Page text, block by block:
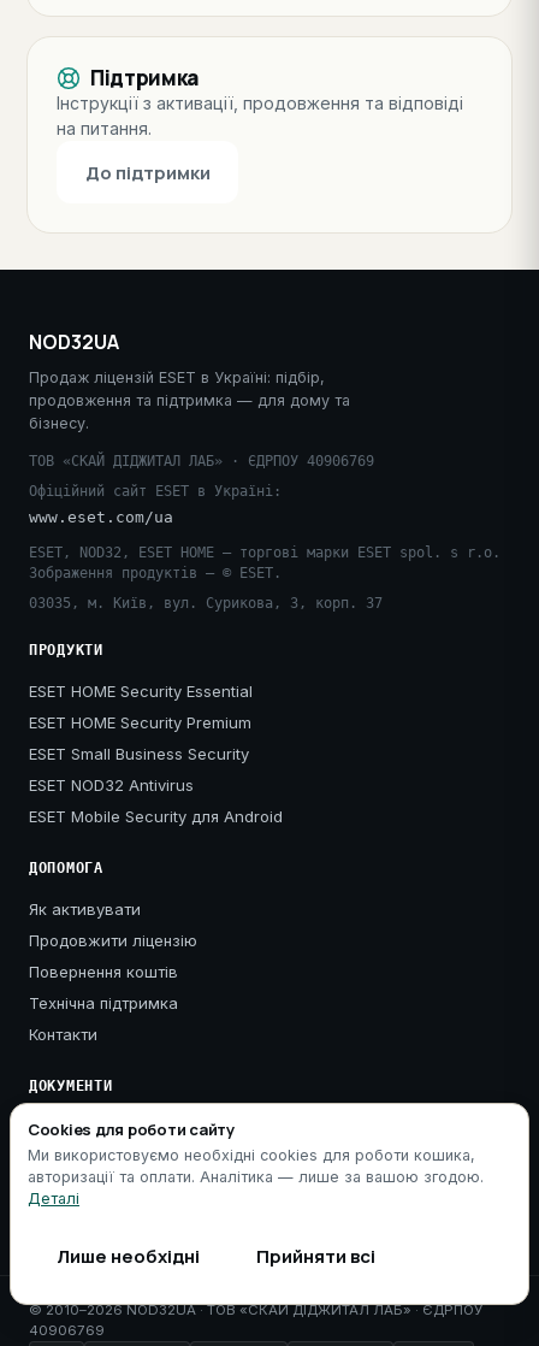
Підтримка
Інструкції з активації, продовження та відповіді
на питання.
До підтримки
NOD32UA
Продаж ліцензій ESET в Україні: підбір,
продовження та підтримка — для дому та
бізнесу.
ТОВ «СКАЙ ДІДЖИТАЛ ЛАБ» · ЄДРПОУ 40906769
Офіційний сайт ESET в Україні:
www.eset.com/ua
ESET, NOD32, ESET HOME — торгові марки ESET spol. s r.o.
Зображення продуктів — © ESET.
03035, м. Київ, вул. Сурикова, 3, корп. 37
ПРОДУКТИ
ESET HOME Security Essential
ESET HOME Security Premium
ESET Small Business Security
ESET NOD32 Antivirus
ESET Mobile Security для Android
ДОПОМОГА
Як активувати
Продовжити ліцензію
Повернення коштів
Технічна підтримка
Контакти
ДОКУМЕНТИ
Публічна оферта
Політика конфіденційності
Cookies
© 2010–2026 NOD32UA · ТОВ «СКАЙ ДІДЖИТАЛ ЛАБ» · ЄДРПОУ
40906769
Cookies для роботи сайту
Ми використовуємо необхідні cookies для роботи кошика,
авторизації та оплати. Аналітика — лише за вашою згодою.
Деталі
Лише необхідні Прийняти всі